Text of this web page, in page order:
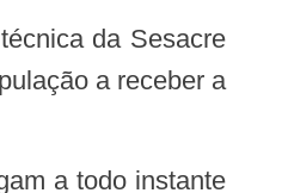
a receber a